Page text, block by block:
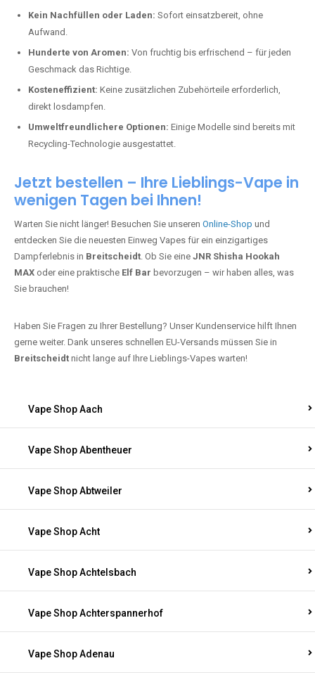
Kein Nachfüllen oder Laden: Sofort einsatzbereit, ohne
Aufwand.
Hunderte von Aromen: Von fruchtig bis erfrischend – für jeden
Geschmack das Richtige.
Kosteneffizient: Keine zusätzlichen Zubehörteile erforderlich,
direkt losdampfen.
Umweltfreundlichere Optionen: Einige Modelle sind bereits mit
Recycling-Technologie ausgestattet.
Jetzt bestellen – Ihre Lieblings-Vape in
wenigen Tagen bei Ihnen!
Warten Sie nicht länger! Besuchen Sie unseren Online-Shop und
entdecken Sie die neuesten Einweg Vapes für ein einzigartiges
Dampferlebnis in Breitscheidt. Ob Sie eine JNR Shisha Hookah
MAX oder eine praktische Elf Bar bevorzugen – wir haben alles, was
Sie brauchen!
Haben Sie Fragen zu Ihrer Bestellung? Unser Kundenservice hilft Ihnen
gerne weiter. Dank unseres schnellen EU-Versands müssen Sie in
Breitscheidt nicht lange auf Ihre Lieblings-Vapes warten!
Vape Shop Aach
Vape Shop Abentheuer
Vape Shop Abtweiler
Vape Shop Acht
Vape Shop Achtelsbach
Vape Shop Achterspannerhof
Vape Shop Adenau